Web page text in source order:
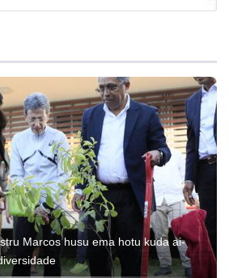
Marcos husu ema hotu kuda ai-